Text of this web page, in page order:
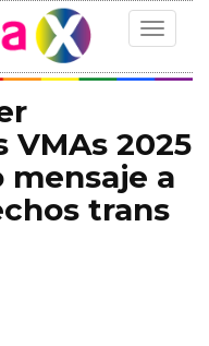
Toggle
VMAs 2025
mensaje a
trans